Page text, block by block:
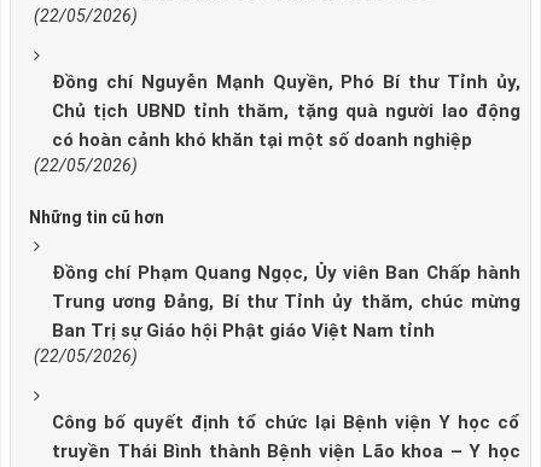
(22/05/2026)
Đồng chí Nguyễn Mạnh Quyền, Phó Bí thư Tỉnh ủy,
Chủ tịch UBND tỉnh thăm, tặng quà người lao động
có hoàn cảnh khó khăn tại một số doanh nghiệp
(22/05/2026)
Những tin cũ hơn
Đồng chí Phạm Quang Ngọc, Ủy viên Ban Chấp hành
Trung ương Đảng, Bí thư Tỉnh ủy thăm, chúc mừng
Ban Trị sự Giáo hội Phật giáo Việt Nam tỉnh
(22/05/2026)
Công bố quyết định tổ chức lại Bệnh viện Y học cổ
truyền Thái Bình thành Bệnh viện Lão khoa – Y học